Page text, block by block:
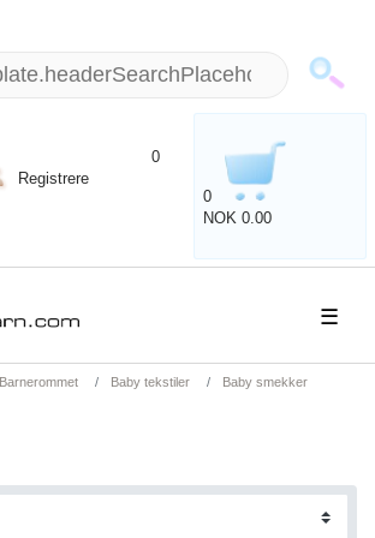
Registrere
0
0
NOK 0.00
☰
Barnerommet Baby tekstiler
Baby smekker